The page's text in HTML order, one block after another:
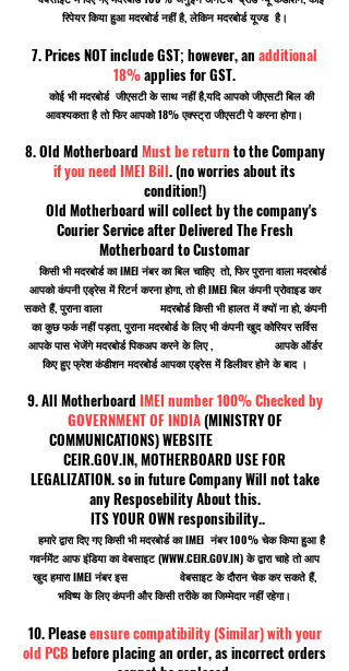
रिपेयर किया हुआ मदरबोर्ड नहीं है, लेकिन मदरबोर्ड यूज्ड है।
7. Prices NOT include GST; however, an additional
18%applies for GST.
कोई भी मदरबोर्ड जीएसटी के साथ नहीं है,यदि आपको जीएसटी बिल की
आवश्यकता है तो फिर आपको 18% एक्स्ट्रा जीएसटी पे करना होगा।
8. Old Motherboard Must be return to the Company
if you need IMEI Bill. (no worries about its
condition!)
Old Motherboard will collect by the company's
Courier Service after Delivered The Fresh
Motherboard to Customar
किसी भी मदरबोर्ड का IMEI नंबर का बिल चाहिए तो, फिर पुराना वाला मदरबोर्ड
आपको कंपनी एड्रेस में रिटर्न करना होगा, तो ही IMEI बिल कंपनी प्रोवाइड कर
सकते हैं, पुराना वाला मदरबोर्ड किसी भी हालत में क्यों ना हो, कंपनी
का कुछ फर्क नहीं पड़ता, पुराना मदरबोर्ड के लिए भी कंपनी खुद कोरियर सर्विस
आपके पास भेजेंगे मदरबोर्ड पिकअप करने के लिए , आपके ऑर्डर
किए हुए फ्रेश कंडीशन मदरबोर्ड आपका एड्रेस में डिलीवर होने के बाद ।
9. All Motherboard IMEI number 100% Checked by
GOVERNMENT OF INDIA(MINISTRY OF
COMMUNICATIONS) WEBSITE
CEIR.GOV.IN, MOTHERBOARD USE FOR
LEGALIZATION. so in future Company Will not take
any Resposebility About this.
ITS YOUR OWN responsibility..
हमारे द्वारा दिए गए किसी भी मदरबोर्ड का IMEI नंबर 100% चेक किया हुआ है
गवर्नमेंट आफ इंडिया का वेबसाइट (WWW.CEIR.GOV.IN) के द्वारा चाहे तो आप
खुद हमारा IMEI नंबर इस वेबसाइट के दौरान चेक कर सकते हैं,
भविष्य के लिए कंपनी और किसी तरीके का जिम्मेदार नहीं रहेगा।
10. Pleaseensure compatibility (Similar) with your
old PCBbefore placing an order, as incorrect orders